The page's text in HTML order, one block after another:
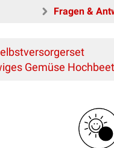
Fragen &
Gemüse